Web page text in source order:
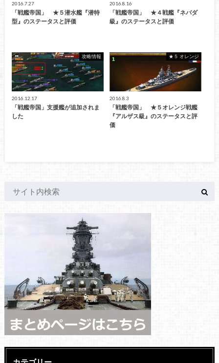
2016.7.27
「戦艦帝国」 ★５潜水艦『潜特
型』のステータスと評価
2016.8.16
「戦艦帝国」 ★４戦艦『ネバダ
級』のステータスと評価
攻略情報
2016.12.17
「戦艦帝国」支援艦が追加されま
した
★５ オレンジ
2016.8.3
「戦艦帝国」 ★５オレンジ戦艦
『アルザス級』のステータスと評
価